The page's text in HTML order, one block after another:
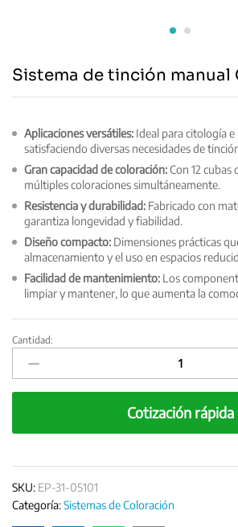
Sistema de tinción
Aplicaciones versátiles: Ideal para citología
satisfaciendo diversas necesidades de
Gran capacidad de coloración:Con 12 cubas
múltiples coloraciones simultáneamente.
Resistencia y durabilidad: Fabricado con
garantiza longevidad y fiabilidad.
Diseño compacto: Dimensiones prácticas
almacenamiento y el uso en espacios
Facilidad de mantenimiento: Los
limpiar y mantener, lo que aumenta la
Sistema
tinción
manual
quantity
Cantidad:
Cotización rápida
SKU: EP-31-05101
Categoría:Sistemas de Coloración